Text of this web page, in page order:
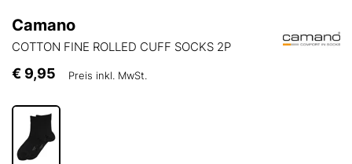
Camano
COTTON FINE ROLLED CUFF SOCKS 2P
€ 9,95 Preis inkl. MwSt.